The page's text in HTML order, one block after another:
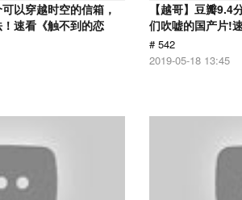
以穿越时空的信箱，
速看《触不到的恋
【越哥】豆瓣9.4
们吹嘘的国产片!
# 542
2019-05-18 13:45